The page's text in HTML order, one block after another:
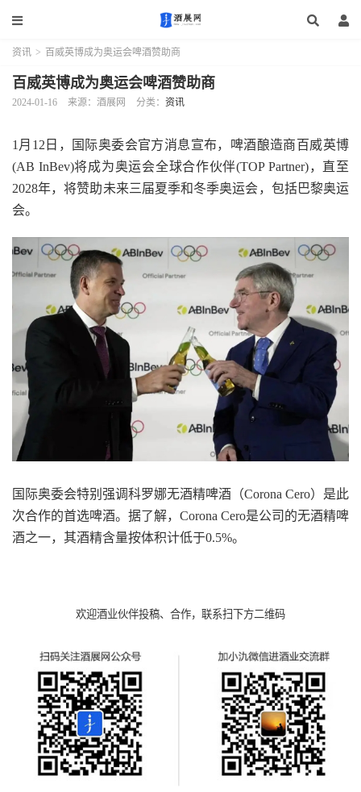
资讯 > 百威英博成为奥运会啤酒赞助商
百威英博成为奥运会啤酒赞助商
2024-01-16 来源：酒展网 分类： 资讯
1月12日，国际奥委会官方消息宣布，啤酒酿造商百威英博
(AB InBev)将成为奥运会全球合作伙伴(TOP Partner)，直至
2028年，将赞助未来三届夏季和冬季奥运会，包括巴黎奥运
会。
国际奥委会特别强调科罗娜无酒精啤酒（Corona Cero）是此
次合作的首选啤酒。据了解，Corona Cero是公司的无酒精啤
酒之一，其酒精含量按体积计低于0.5%。
欢迎酒业伙伴投稿、合作，联系扫下方二维码